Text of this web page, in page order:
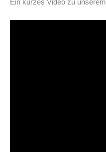
Ein kurzes Video zu unserem